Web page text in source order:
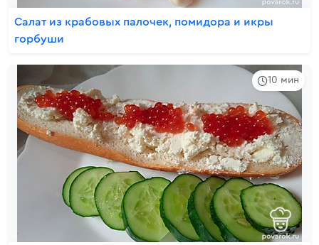
Салат из крабовых палочек, помидора и икры
горбуши
10 мин